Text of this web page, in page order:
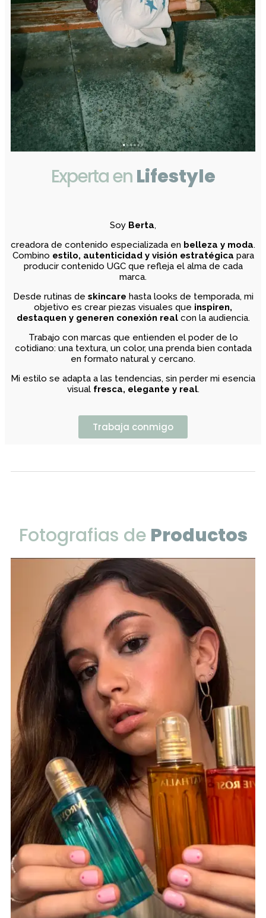
Experta en Lifestyle
Soy Berta,
creadora de contenido especializada en belleza y moda.
Combino estilo, autenticidad y visión estratégica para
producir contenido UGC que refleja el alma de cada
marca.
Desde rutinas de skincare hasta looks de temporada, mi
objetivo es crear piezas visuales que inspiren,
destaquen y generen conexión realcon la audiencia.
Trabajo con marcas que entienden el poder de lo
cotidiano: una textura, un color, una prenda bien contada
en formato natural y cercano.
Mi estilo se adapta a las tendencias, sin perder mi esencia
visual fresca, elegante y real.
Trabaja conmigo
Fotografias de Productos